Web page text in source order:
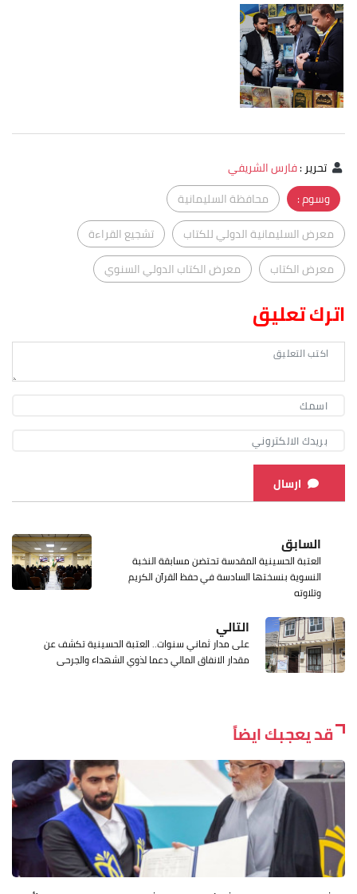
تحرير:فارس الشريفي
وسوم :
محافظة السليمانية
معرض السليمانية الدولي للكتاب
تشجيع القراءة
معرض الكتاب
معرض الكتاب الدولي السنوي
اترك تعليق
ارسال
السابق
العتبة الحسينية المقدسة تحتضن مسابقة النخبة
النسوية بنسختها السادسة في حفظ القرآن الكريم
وتلاوته
التالي
على مدار ثماني سنوات.. العتبة الحسينية تكشف عن
مقدار الانفاق المالي دعما لذوي الشهداء والجرحى
قد يعجبك ايضاً